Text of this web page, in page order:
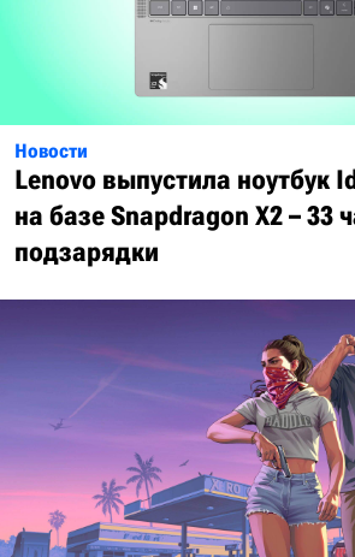
Новости
Lenovo выпустила ноутбук
на базе Snapdragon X2 – 33
подзарядки